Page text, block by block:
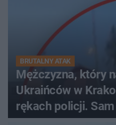
BRUTALNY ATAK
Mężczyzna, który
Ukraińców w
rękach policji. Sam